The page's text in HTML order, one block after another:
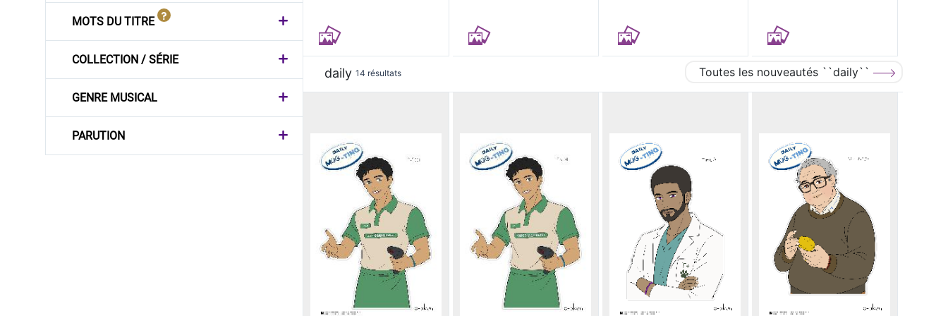
MOTS DU TITRE
COLLECTION / SÉRIE
GENRE MUSICAL
PARUTION
daily 14 résultats Toutes les nouveautés ``daily``